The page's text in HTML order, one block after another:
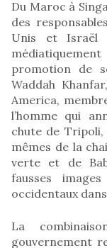
Du Maroc à
des
Unis et Israël
promotion de
Waddah
America,
l’homme qui
chute de
mêmes de la
verte et de
fausses
occidentaux
La
gouvernement